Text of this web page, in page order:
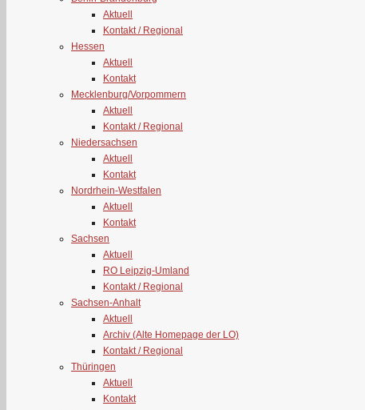
Aktuell
Kontakt / Regional
Hessen
Aktuell
Kontakt
Mecklenburg/Vorpommern
Aktuell
Kontakt / Regional
Niedersachsen
Aktuell
Kontakt
Nordrhein-Westfalen
Aktuell
Kontakt
Sachsen
Aktuell
RO Leipzig-Umland
Kontakt / Regional
Sachsen-Anhalt
Aktuell
Archiv (Alte Homepage der LO)
Kontakt / Regional
Thüringen
Aktuell
Kontakt